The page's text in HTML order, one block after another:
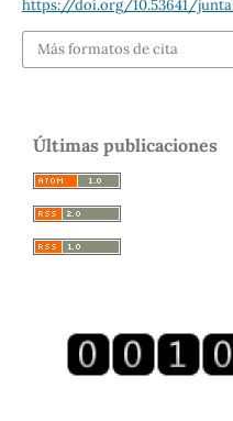
https://doi.org/10.53641/
Más formatos de cita
Últimas publicaciones